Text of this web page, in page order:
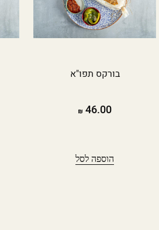
בורקס תפו"א
46.00
הוספה לסל